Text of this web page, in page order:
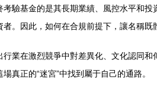
驗基金的是其長期業績、風控水平和
。因此，如何在合規前提下，讓名稱既
業在激烈競爭中對差異化、文化認同
真正的“迷宮”中找到屬于自己的通路。